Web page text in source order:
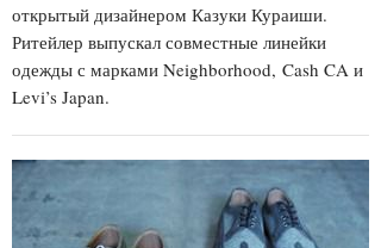
открытый дизайнером Казуки Кураиши.
Ритейлер выпускал совместные линейки
одежды с марками Neighborhood, Cash CA и
Levi’s Japan.